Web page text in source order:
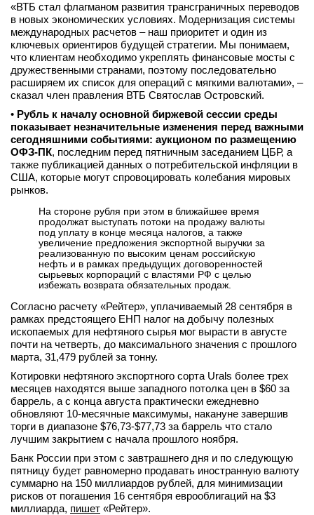
«ВТБ стал флагманом развития трансграничных переводов
в новых экономических условиях. Модернизация системы
международных расчетов – наш приоритет и один из
ключевых ориентиров будущей стратегии. Мы понимаем,
что клиентам необходимо укреплять финансовые мосты с
дружественными странами, поэтому последовательно
расширяем их список для операций с мягкими валютами», –
сказал член правления ВТБ Святослав Островский.
• Рубль к началу основной биржевой сессии среды
показывает незначительные изменения перед важными
сегодняшними событиями: аукционом по размещению
ОФЗ-ПК, последним перед пятничным заседанием ЦБР, а
также публикацией данных о потребительской инфляции в
США, которые могут спровоцировать колебания мировых
рынков.
На стороне рубля при этом в ближайшее время
продолжат выступать потоки на продажу валюты
под уплату в конце месяца налогов, а также
увеличение предложения экспортной выручки за
реализованную по высоким ценам российскую
нефть и в рамках предыдущих договоренностей
сырьевых корпораций с властями РФ с целью
избежать возврата обязательных продаж.
Согласно расчету «Рейтер», уплачиваемый 28 сентября в
рамках предстоящего ЕНП налог на добычу полезных
ископаемых для нефтяного сырья мог вырасти в августе
почти на четверть, до максимального значения с прошлого
марта, 31,479 рублей за тонну.
Котировки нефтяного экспортного сорта Urals более трех
месяцев находятся выше западного потолка цен в $60 за
баррель, а с конца августа практически ежедневно
обновляют 10-месячные максимумы, накануне завершив
торги в диапазоне $76,73-$77,73 за баррель что стало
лучшим закрытием с начала прошлого ноября.
Банк России при этом с завтрашнего дня и по следующую
пятницу будет равномерно продавать иностранную валюту
суммарно на 150 миллиардов рублей, для минимизации
рисков от погашения 16 сентября еврооблигаций на $3
миллиарда, пишет «Рейтер».